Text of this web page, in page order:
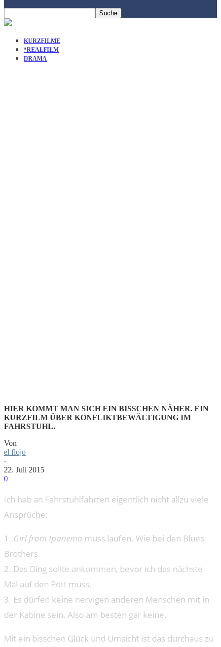
KURZFILME
*REALFILM
DRAMA
HIER KOMMT MAN SICH EIN BISSCHEN NÄHER. EIN
KURZFILM ÜBER KONFLIKTBEWÄLTIGUNG IM
FAHRSTUHL.
Von
el flojo
-
22. Juli 2015
0
Ich hab an Fahrstuhlfahrten eigentlich nicht allzu viele
Ansprüche:
1. Girl from Ipanema muss laufen. Wie bei den Blues
Brothers.
2. Das Ding sollte ankommen, bevor ich das nächste
Mal auf den Pott muss.
3. Es dürfen keine nervigen anderen Menschen mit in
der Kabine sein. Also am besten gar keine.
Mit ein bisschen Glück und Umsicht ist das durchaus zu